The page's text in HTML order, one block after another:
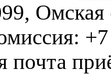
Омская
почта